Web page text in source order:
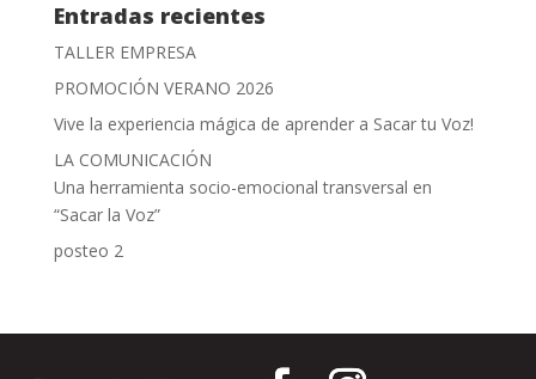
Entradas recientes
TALLER EMPRESA
PROMOCIÓN VERANO 2026
Vive la experiencia mágica de aprender a Sacar tu Voz!
LA COMUNICACIÓN
Una herramienta socio-emocional transversal en
“Sacar la Voz”
posteo 2